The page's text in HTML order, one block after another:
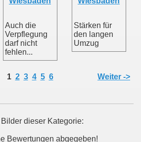
Auch die
Verpflegung
darf nicht
fehlen...
Stärken für
den langen
Umzug
1 2 3 4 5 6 Weiter ->
dieser Kategorie:
Bewertungen abgegeben!